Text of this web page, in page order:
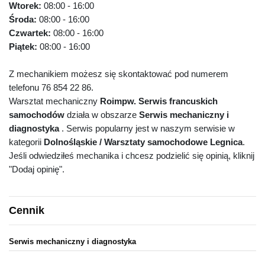
Wtorek: 08:00 - 16:00
Środa: 08:00 - 16:00
Czwartek: 08:00 - 16:00
Piątek: 08:00 - 16:00
Z mechanikiem możesz się skontaktować pod numerem
telefonu 76 854 22 86.
Warsztat mechaniczny Roimpw. Serwis francuskich
samochodów działa w obszarze Serwis mechaniczny i
diagnostyka. Serwis popularny jest w naszym serwisie w
kategorii Dolnośląskie / Warsztaty samochodowe Legnica.
Jeśli odwiedziłeś mechanika i chcesz podzielić się opinią, kliknij
"Dodaj opinię".
Cennik
Serwis mechaniczny i diagnostyka